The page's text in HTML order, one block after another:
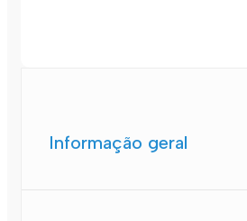
Informação geral